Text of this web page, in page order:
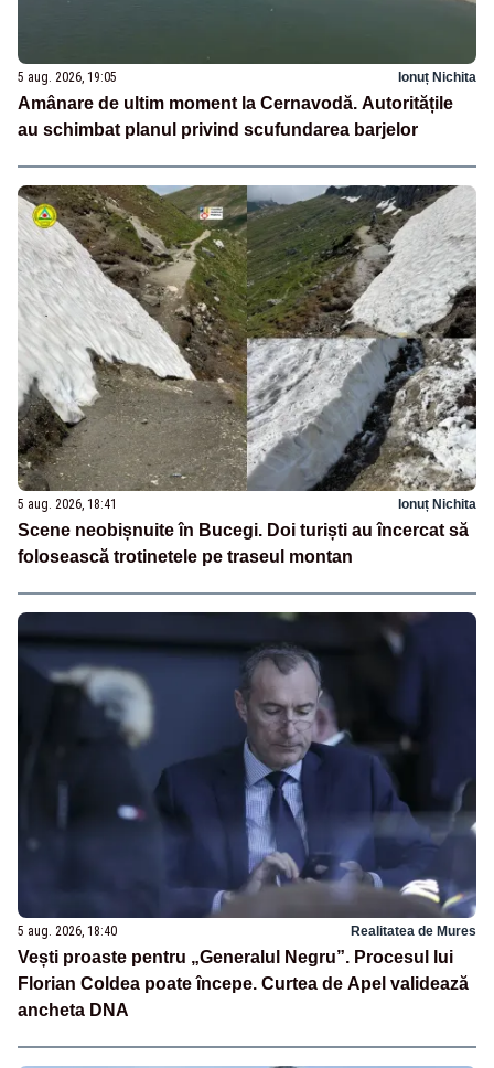
5 aug. 2026, 19:05 Ionuț Nichita
Amânare de ultim moment la Cernavodă. Autoritățile
au schimbat planul privind scufundarea barjelor
5 aug. 2026, 18:41 Ionuț Nichita
Scene neobișnuite în Bucegi. Doi turiști au încercat să
folosească trotinetele pe traseul montan
5 aug. 2026, 18:40 Realitatea de Mures
Vești proaste pentru „Generalul Negru”. Procesul lui
Florian Coldea poate începe. Curtea de Apel validează
ancheta DNA